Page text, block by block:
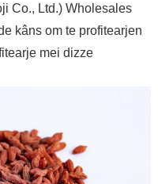
Co., Ltd.) Wholesales
kâns om te profitearjen
mei dizze